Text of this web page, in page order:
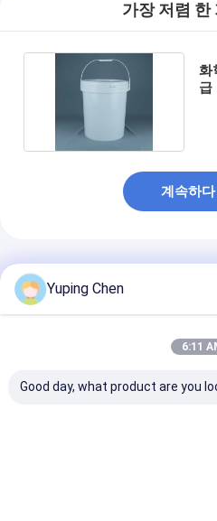
가장 저렴 한
화
급
계속하다
추천된 제품
Yuping Chen
6:11
Good day, what product are you